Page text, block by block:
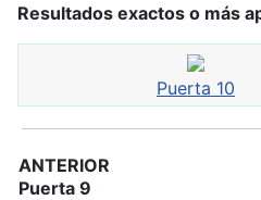
Resultados exactos o más
Puerta 10
ANTERIOR
Puerta 9